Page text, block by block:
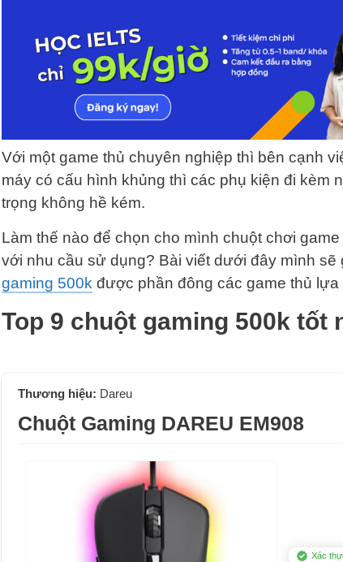
Với một game thủ chuyên nghiệp thì bên cạnh
máy có cấu hình khủng thì các phụ kiện đi kèm
trọng không hề kém.
Làm thế nào để chọn cho mình chuột chơi
với nhu cầu sử dụng? Bài viết dưới đây mình sẽ
gaming 500k được phần đông các game thủ lựa
Top 9 chuột gaming 500k tốt
Thương hiệu: Dareu
Chuột Gaming DAREU EM908
Xác